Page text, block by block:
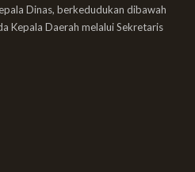
Dinas, berkedudukan dibawah
Kepala Daerah melalui Sekretaris